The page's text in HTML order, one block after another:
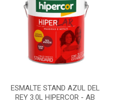
ESMALTE STAND AZUL DEL
REY 3.0L HIPERCOR - AB